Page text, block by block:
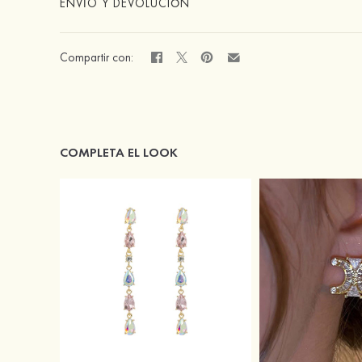
ENVÍO Y DEVOLUCIÓN
Compartir con:
COMPLETA EL LOOK